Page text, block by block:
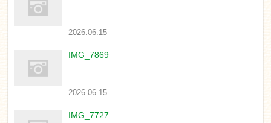
2026.06.15
IMG_7869
2026.06.15
IMG_7727